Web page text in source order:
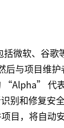
微软、谷歌
后与项目维
“Alpha” 代
别和修复安
目，将自动